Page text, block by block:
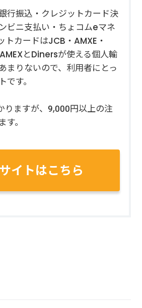
行振込・クレジットカード決
ビニ支払い・ちょコムeマネ
トカードはJCB・AMXE・
とDinersが使える個人輸
まりないので、利用者にとっ
す。
りますが、9,000円以上の注
。
イトはこちら